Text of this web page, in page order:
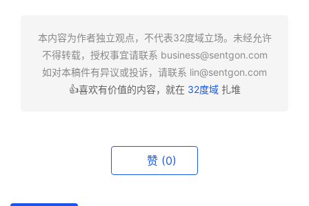
本内容为作者独立观点，不代表32度域立场。未经允许
不得转载，授权事宜请联系 business@sentgon.com
如对本稿件有异议或投诉，请联系 lin@sentgon.com
👍喜欢有价值的内容，就在 32度域扎堆
赞 (0)